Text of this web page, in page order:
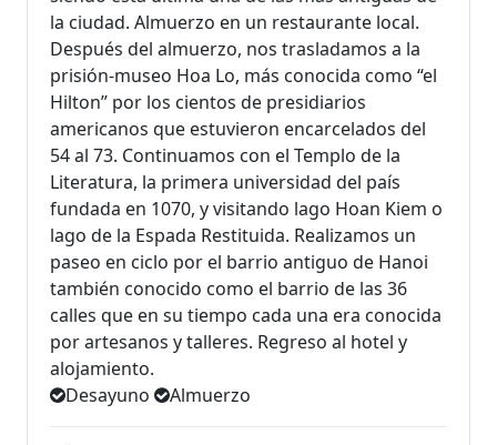
la ciudad. Almuerzo en un restaurante local.
Después del almuerzo, nos trasladamos a la
prisión-museo Hoa Lo, más conocida como “el
Hilton” por los cientos de presidiarios
americanos que estuvieron encarcelados del
54 al 73. Continuamos con el Templo de la
Literatura, la primera universidad del país
fundada en 1070, y visitando lago Hoan Kiem o
lago de la Espada Restituida. Realizamos un
paseo en ciclo por el barrio antiguo de Hanoi
también conocido como el barrio de las 36
calles que en su tiempo cada una era conocida
por artesanos y talleres. Regreso al hotel y
alojamiento.
Desayuno
Almuerzo